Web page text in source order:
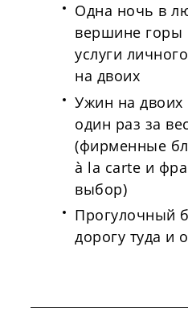
Одна ночь в
вершине горы
услуги
на двоих
Ужин на двоих
один раз за
(фирменные
à la carte и
выбор)
Прогулочный
дорогу туда и